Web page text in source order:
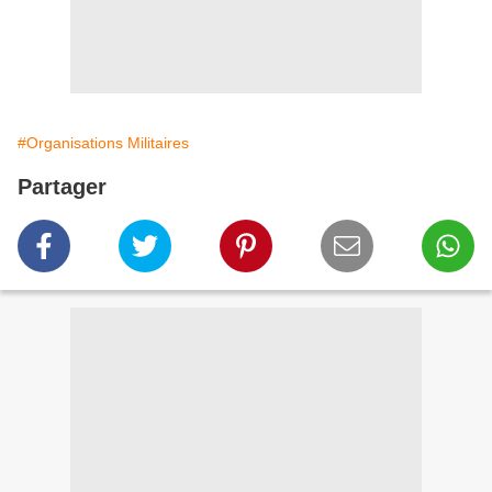
#Organisations Militaires
Partager